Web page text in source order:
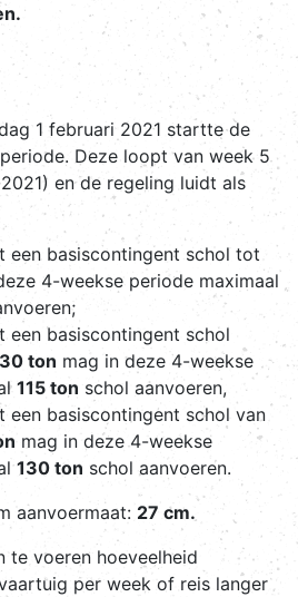
schol:
1 februari 2021 startte de
Deze loopt van week 5
en de regeling luidt als
een basiscontingent schol tot
4-weekse periode maximaal
een basiscontingent schol
ton mag in deze 4-weekse
115 ton schol aanvoeren,
een basiscontingent schol van
mag in deze 4-weekse
130 ton schol aanvoeren.
aanvoermaat: 27 cm.
te voeren hoeveelheid
per week of reis langer